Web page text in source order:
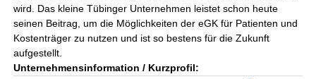
wird. Das kleine Tübinger Unternehmen leistet schon heute
seinen Beitrag, um die Möglichkeiten der eGK für Patienten und
Kostenträger zu nutzen und ist so bestens für die Zukunft
aufgestellt.
Unternehmensinformation / Kurzprofil: